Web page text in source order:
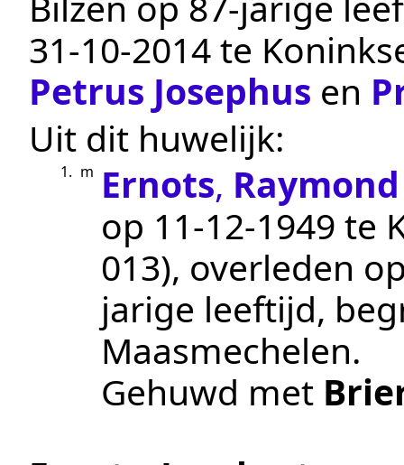
31‑10‑2014te
Petrus Josephus en
Uit dit huwelijk:
1. m Ernots,
op 11‑12‑1949 te
013), overleden
jarige leeftijd,
Maasmechelen.
Gehuwd met